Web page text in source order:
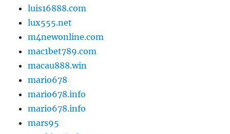
luis16888.com
lux555.net
m4newonline.com
mac1bet789.com
macau888.win
mario678
mario678.info
mario678.info
mars95